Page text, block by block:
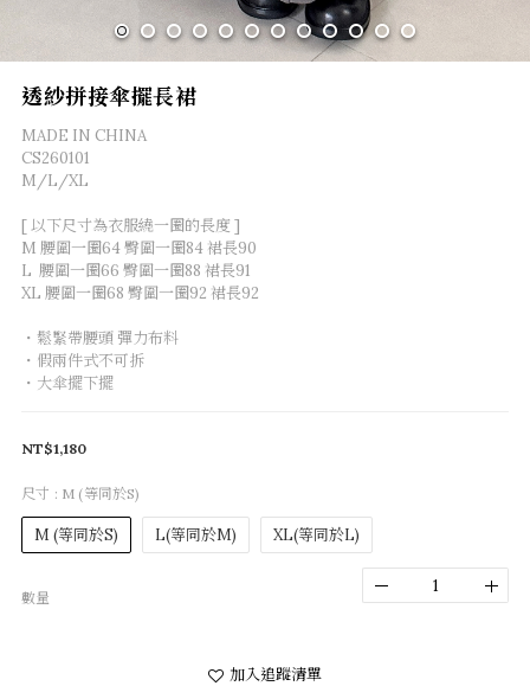
透紗拼接傘擺長裙
MADE IN CHINA
CS260101
M/L/XL
[ 以下尺寸為衣服繞一圈的長度 ]
M 腰圍一圈64 臀圍一圈84 裙長90
L  腰圍一圈66 臀圍一圈88 裙長91
XL 腰圍一圈68 臀圍一圈92 裙長92
・鬆緊帶腰頭 彈力布料
・假兩件式不可拆
・大傘擺下擺
NT$1,180
尺寸 : M (等同於S)
M (等同於S) L(等同於M) XL(等同於L)
數量
加入追蹤清單